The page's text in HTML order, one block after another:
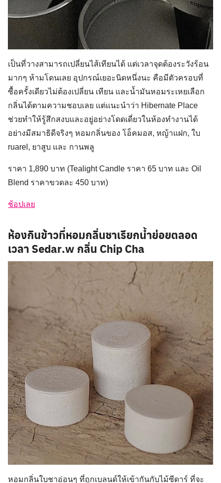
เป็นที่วางสามารถเปลี่ยนไส้เทียนได้ แต่เวลาจุดต้องระวังร้อน
มากๆ ห้ามโดนเลย อุปกรณ์เยอะนิดหนึ่งนะ คือมีตัวครอบที่
ซื้อครั้งเดียวไม่ต้องเปลี่ยน เทียน และน้ำมันหอมระเหยเลือก
กลิ่นได้ตามความชอบเลย แต่แนะนำว่า Hibernate Place
ช่วยทำให้รู้สึกสงบและอยู่อย่างโดดเดี่ยวในห้องทำงานได้
อย่างมีสมาธิดีจริงๆ หอมกลิ่นของ โอ็คมอส, หญ้าแฝก, ใบ
ruarel, ยาสูบ และ กานพลู
ราคา 1,890 บาท (Tealight Candle ราคา 65 บาท และ Oil
Blend ราคาขวดละ 450 บาท)
ช้อปเลย
ห้องกินข้าวที่หอมกลิ่นชาเรียกน้ำย่อยตลอด
เวลา Sedar.w กลิ่น Chip Cha
หอมกลิ่นใบชาอ่อนๆ ที่ถูกเบลนด์ให้เข้ากันกับไม้ซีดาร์ ที่จะ